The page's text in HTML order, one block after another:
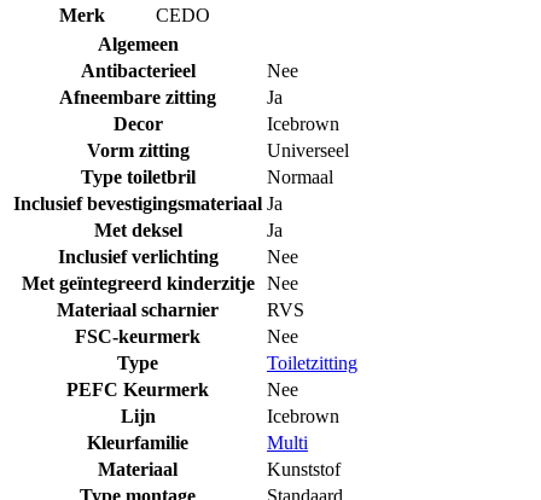
Merk
CEDO
Algemeen
Antibacterieel
Nee
Afneembare zitting
Ja
Decor
Icebrown
Vorm zitting
Universeel
Type toiletbril
Normaal
Inclusief bevestigingsmateriaal Ja
Met deksel
Ja
Inclusief verlichting
Nee
Met geïntegreerd kinderzitje
Nee
Materiaal scharnier
RVS
FSC-keurmerk
Nee
Type
Toiletzitting
PEFC Keurmerk
Nee
Lijn
Icebrown
Kleurfamilie
Multi
Materiaal
Kunststof
Type montage
Standaard